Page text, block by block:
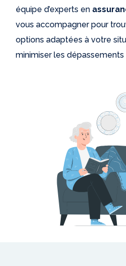
équipe d’experts en
vous accompagner pour
options adaptées à votre
minimiser les